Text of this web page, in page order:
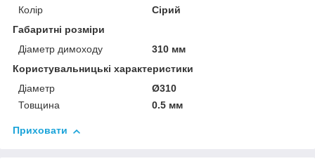
Колір
Сірий
Габаритні розміри
Діаметр димоходу
310 мм
Користувальницькі характеристики
Діаметр
Ø310
Товщина
0.5 мм
Приховати